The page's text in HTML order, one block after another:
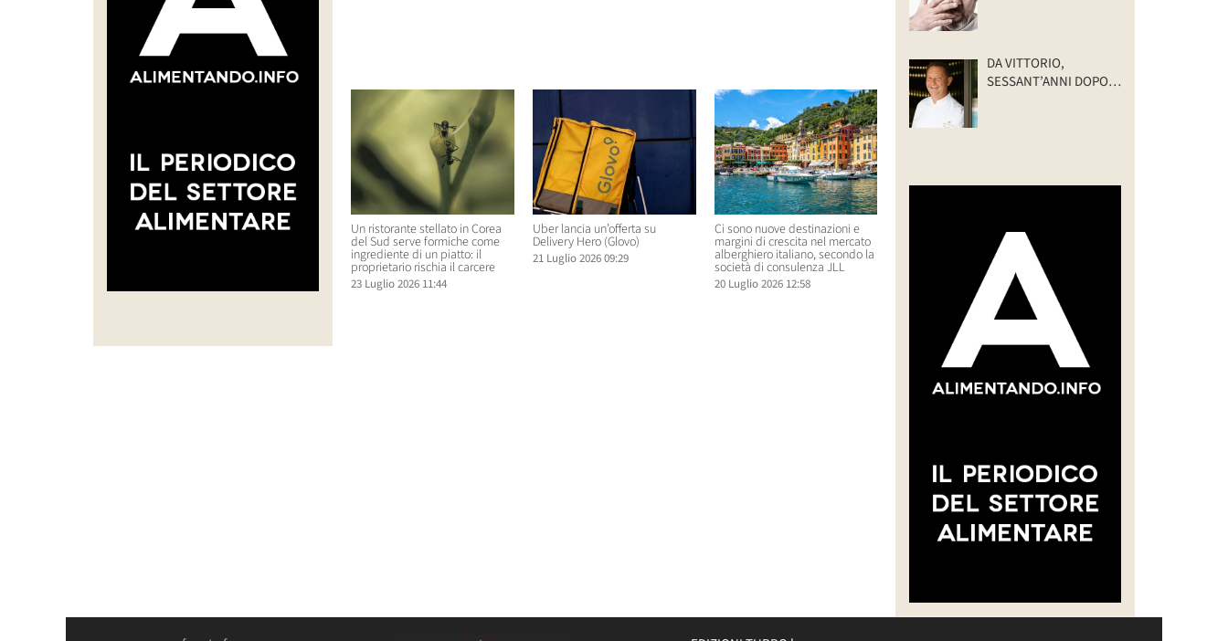
Un ristorante stellato in Corea
del Sud serve formiche come
ingrediente di un piatto: il
proprietario rischia il carcere
23 Luglio 2026 11:44
Uber lancia un’offerta su
Delivery Hero (Glovo)
21 Luglio 2026 09:29
Ci sono nuove destinazioni e
margini di crescita nel mercato
alberghiero italiano, secondo la
società di consulenza JLL
20 Luglio 2026 12:58
Un ristorante stellato in Corea
del Sud serve formiche come
ingrediente di un piatto: il
proprietario rischia il carcere
23 Luglio 2026 11:44
DA VITTORIO,
SESSANT’ANNI DOPO: